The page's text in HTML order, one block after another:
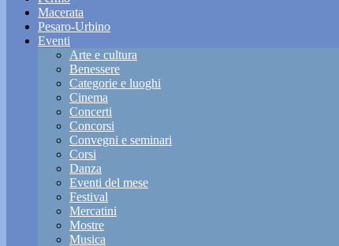
Macerata
Pesaro-Urbino
Eventi
Arte e cultura
Benessere
Categorie e luoghi
Cinema
Concerti
Concorsi
Convegni e seminari
Corsi
Danza
Eventi del mese
Festival
Mercatini
Mostre
Musica